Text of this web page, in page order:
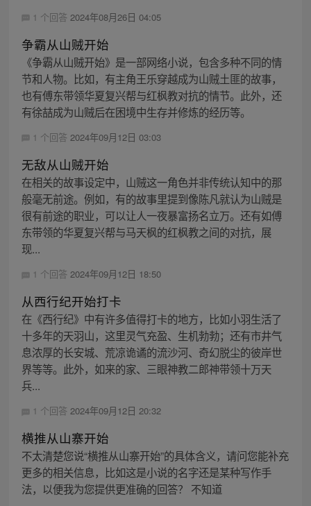
1 个回答 2024年08月26日 04:05
争霸从山贼开始
《争霸从山贼开始》是一部网络小说，包含多种不同的情
节和人物。比如，有主角王乐穿越成为山贼土匪的故事，
也有傅东带领华夏复兴帮与红枫教对抗的情节。此外，还
有徐喆成为山贼后在困境中生存并修炼的经历等。
1 个回答 2024年09月12日 03:03
无敌从山贼开始
在相关的故事设定中，山贼这一角色并非传统认知中的那
般毫无前途。例如，有的故事里提到像陈凡就认为山贼是
很有前途的职业，可以让人一夜暴富扬名立万。还有如傅
东带领的华夏复兴帮与马天枫的红枫教之间的对抗，展
现...
1 个回答 2024年09月12日 18:50
从西行纪开始打卡
在《西行纪》中有许多值得打卡的地方，比如小羽生活了
十多年的天羽山，这里灵气充盈、生机勃勃；还有市井气
息浓厚的长安城、荒凉诡谲的流沙河、奇幻脱尘的彼岸世
界等等。此外，如来的家、三眼神教二郎神带领十万天
兵...
1 个回答 2024年09月12日 20:32
横推从山寨开始
不太清楚您说“横推从山寨开始”的具体含义，请问您能补充
更多的相关信息，比如这是小说的名字还是某种写作手
法，以便我为您提供更准确的回答？ 不知道